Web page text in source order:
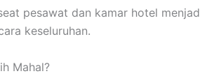
pesawat dan kamar hotel
keseluruhan.
Mahal?